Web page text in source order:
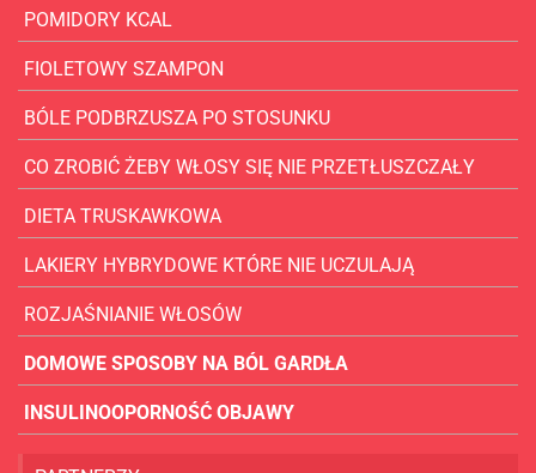
POMIDORY KCAL
FIOLETOWY SZAMPON
BÓLE PODBRZUSZA PO STOSUNKU
CO ZROBIĆ ŻEBY WŁOSY SIĘ NIE PRZETŁUSZCZAŁY
DIETA TRUSKAWKOWA
LAKIERY HYBRYDOWE KTÓRE NIE UCZULAJĄ
ROZJAŚNIANIE WŁOSÓW
DOMOWE SPOSOBY NA BÓL GARDŁA
INSULINOOPORNOŚĆ OBJAWY